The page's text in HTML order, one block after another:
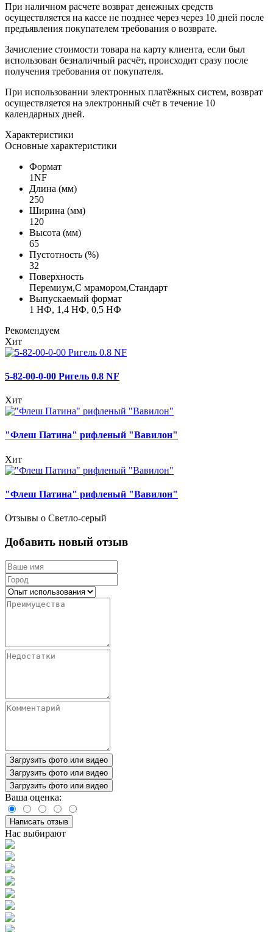
При наличном расчете возврат денежных средств
осуществляется на кассе не позднее через через 10 дней после
предъявления покупателем требования о возврате.
Зачисление стоимости товара на карту клиента, если был
использован безналичный расчёт, происходит сразу после
получения требования от покупателя.
При использовании электронных платёжных систем, возврат
осуществляется на электронный счёт в течение 10
календарных дней.
Характеристики
Основные характеристики
Формат
1NF
Длина (мм)
250
Ширина (мм)
120
Высота (мм)
65
Пустотность (%)
32
Поверхность
Перемиум,С мрамором,Стандарт
Выпускаемый формат
1 НФ, 1,4 НФ, 0,5 НФ
Рекомендуем
Хит
5-82-00-0-00 Ригель 0.8 NF
Хит
"Флеш Патина" рифленый "Вавилон"
Хит
"Флеш Патина" рифленый "Вавилон"
Отзывы о Светло-серый
Добавить новый отзыв
Загрузить фото или видео
Загрузить фото или видео
Загрузить фото или видео
Ваша оценка:
Написать отзыв
Нас выбирают